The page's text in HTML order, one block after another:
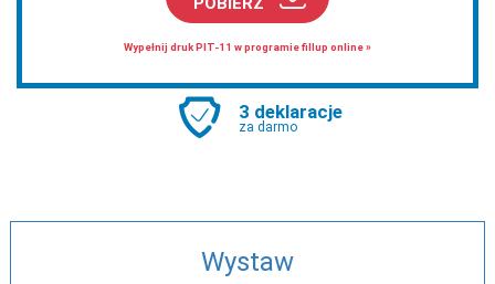
Wypełnij druk PIT-11 w programie fillup online »
3 deklaracje
za darmo
Wystaw